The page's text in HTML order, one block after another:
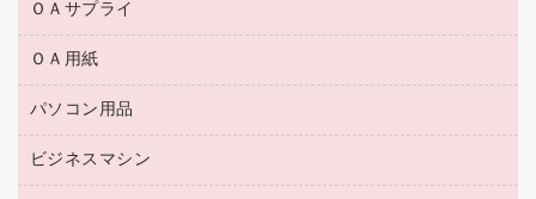
ＯＡサプライ
互換インクカートリッジ
リサイクルトナー（プール方式）
リサイクルインクカートリッジ
ＯＡ用紙
名刺用紙
ワープロ用紙
パソコン用品
パソコン周辺機器
ビジネスマシン